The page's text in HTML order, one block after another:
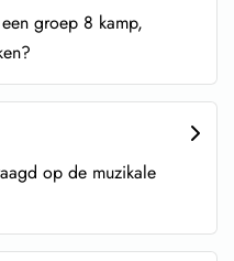
groep 8 kamp,
op de muzikale